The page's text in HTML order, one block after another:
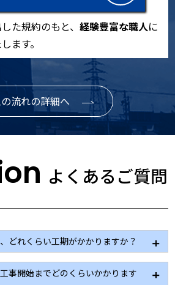
た規約のもと、経験豊富な職人に
ます。
流れの詳細へ
よくあるご質問
どれくらい工期がかかりますか？
りますが、大規模修繕の場合２～
２～３週間ほどになります。
事開始までどのくらいかかります